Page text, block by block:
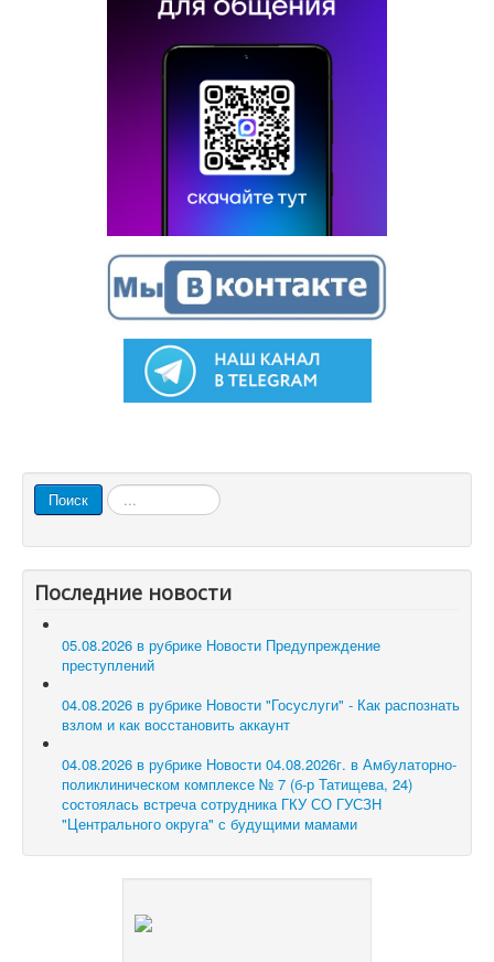
Поиск Искать...
Последние новости
05.08.2026 в рубрике Новости Предупреждение
преступлений
04.08.2026 в рубрике Новости "Госуслуги" - Как распознать
взлом и как восстановить аккаунт
04.08.2026 в рубрике Новости 04.08.2026г. в Амбулаторно-
поликлиническом комплексе № 7 (б-р Татищева, 24)
состоялась встреча сотрудника ГКУ СО ГУСЗН
"Центрального округа" с будущими мамами